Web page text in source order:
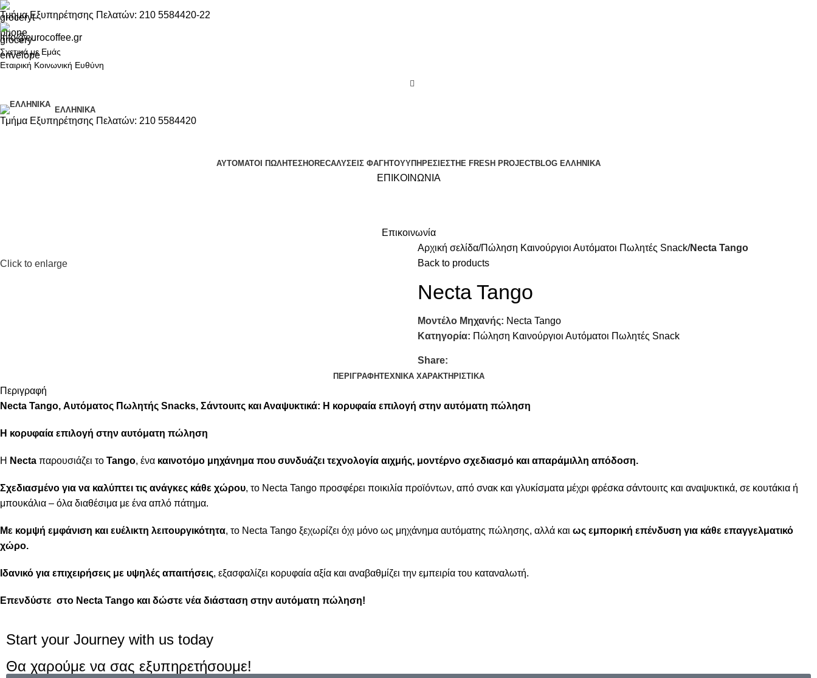
Τμήμα Εξυπηρέτησης Πελατών: 210 5584420-22
info@eurocoffee.gr
Σχετικά με Εμάς
Εταιρική Κοινωνική Ευθύνη
ΕΛΛΗΝΙΚΆ
Τμήμα Εξυπηρέτησης Πελατών: 210 5584420
ΑΥΤΌΜΑΤΟΙ ΠΩΛΗΤΈΣHORECAΛΎΣΕΙΣ ΦΑΓΗΤΟΎΥΠΗΡΕΣΊΕΣTHE FRESH PROJECTBLOG ΕΛΛΗΝΙΚΆ
ΕΠΙΚΟΙΝΩΝΙΑ
Επικοινωνία
Click to enlarge
Αρχική σελίδα Πώληση Καινούργιοι Αυτόματοι Πωλητές Snack Necta Tango
Back to products
Necta Tango
Μοντέλο Μηχανής: Necta Tango
Κατηγορία: Πώληση Καινούργιοι Αυτόματοι Πωλητές Snack
Share:
ΠΕΡΙΓΡΑΦΉΤΕΧΝΙΚΆ ΧΑΡΑΚΤΗΡΙΣΤΙΚΆ
Περιγραφή
Necta Tango, Αυτόματος Πωλητής Snacks, Σάντουιτς και Αναψυκτικά: Η κορυφαία επιλογή στην αυτόματη πώληση
Η κορυφαία επιλογή στην αυτόματη πώληση
Η Necta παρουσιάζει το Tango, ένα καινοτόμο μηχάνημα που συνδυάζει τεχνολογία αιχμής, μοντέρνο σχεδιασμό και απαράμιλλη απόδοση.
Σχεδιασμένο για να καλύπτει τις ανάγκες κάθε χώρου, το Necta Tango προσφέρει ποικιλία προϊόντων, από σνακ και γλυκίσματα μέχρι φρέσκα σάντουιτς και αναψυκτικά, σε κουτάκια ή
μπουκάλια – όλα διαθέσιμα με ένα απλό πάτημα.
Με κομψή εμφάνιση και ευέλικτη λειτουργικότητα, το Necta Tango ξεχωρίζει όχι μόνο ως μηχάνημα αυτόματης πώλησης, αλλά και ως εμπορική επένδυση για κάθε επαγγελματικό
χώρο.
Ιδανικό για επιχειρήσεις με υψηλές απαιτήσεις, εξασφαλίζει κορυφαία αξία και αναβαθμίζει την εμπειρία του καταναλωτή.
Επενδύστε στο Necta Tango και δώστε νέα διάσταση στην αυτόματη πώληση!
Start your Journey with us today
Θα χαρούμε να σας εξυπηρετήσουμε!